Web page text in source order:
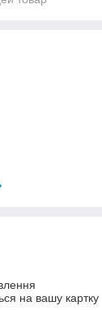
на вашу картку